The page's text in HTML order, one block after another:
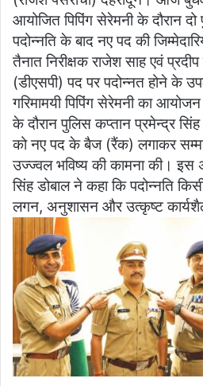
s
A
p
p
e
b
o
o
k
er l
e
आयोजित पिपिंग सेरेमनी के दौरान दो
पदोन्नति के बाद नए पद की
तैनात निरीक्षक राजेश साह एवं
(डीएसपी) पद पर पदोन्नत होने के
गरिमामयी पिपिंग सेरेमनी का
के दौरान पुलिस कप्तान प्रमेन्द्र सिंह
को नए पद के बैज (रैंक) लगाकर
उज्ज्वल भविष्य की कामना की। इस
सिंह डोबाल ने कहा कि पदोन्नति
लगन, अनुशासन और उत्कृष्ट